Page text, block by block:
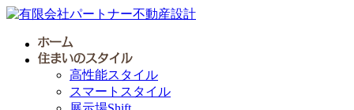
高性能スタイル
スマートスタイル